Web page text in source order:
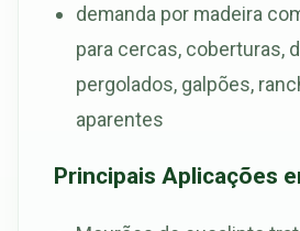
demanda por madeira
para cercas, coberturas,
pergolados, galpões,
aparentes
Principais Aplicações